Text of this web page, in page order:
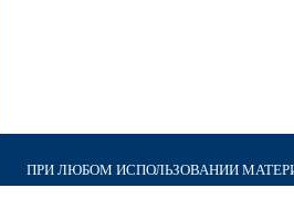
ПРИ ЛЮБОМ ИСПОЛЬЗОВАНИИ